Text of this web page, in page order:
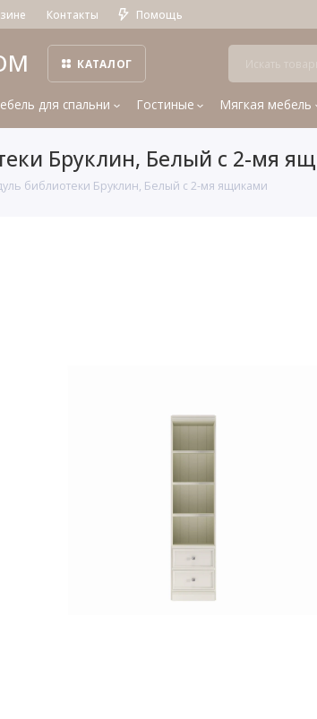
Контакты Помощь
КАТАЛОГ
для спальни Гостиные Мягкая мебель
Бруклин, Белый с 2-мя
библиотеки Бруклин, Белый с 2-мя ящиками